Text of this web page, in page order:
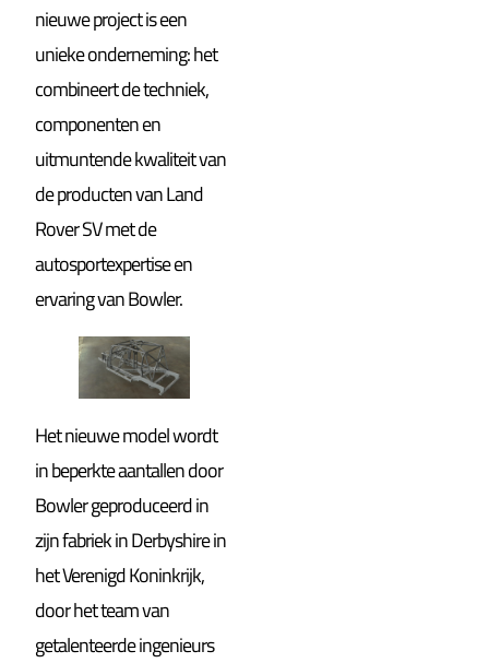
nieuwe project is een
unieke onderneming: het
combineert de techniek,
componenten en
uitmuntende kwaliteit van
de producten van Land
Rover SV met de
autosportexpertise en
ervaring van Bowler.
Het nieuwe model wordt
in beperkte aantallen door
Bowler geproduceerd in
zijn fabriek in Derbyshire in
het Verenigd Koninkrijk,
door het team van
getalenteerde ingenieurs